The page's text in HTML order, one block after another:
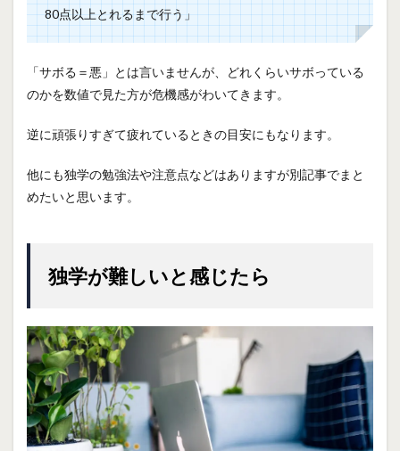
80点以上とれるまで行う」
「サボる＝悪」とは言いませんが、どれくらいサボっている
のかを数値で見た方が危機感がわいてきます。
逆に頑張りすぎて疲れているときの目安にもなります。
他にも独学の勉強法や注意点などはありますが別記事でまと
めたいと思います。
独学が難しいと感じたら